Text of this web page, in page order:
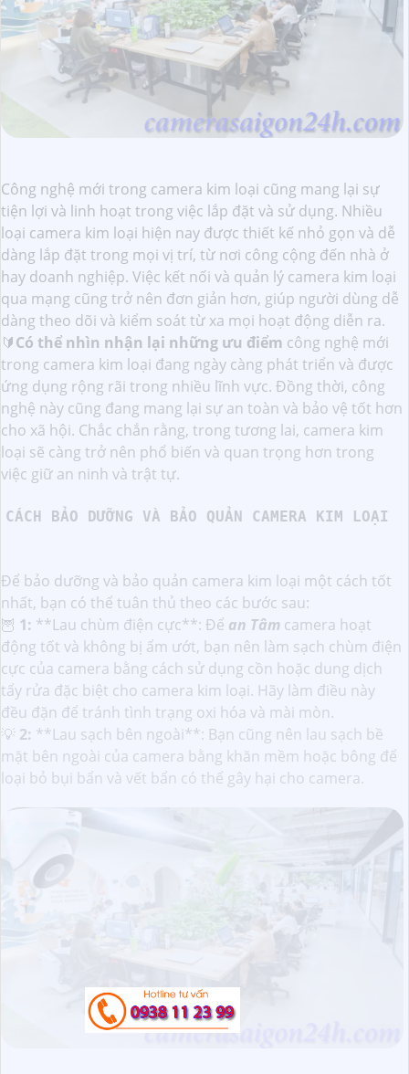
Công nghệ mới trong camera kim loại cũng mang lại sự
tiện lợi và linh hoạt trong việc lắp đặt và sử dụng. Nhiều
loại camera kim loại hiện nay được thiết kế nhỏ gọn và dễ
dàng lắp đặt trong mọi vị trí, từ nơi công cộng đến nhà ở
hay doanh nghiệp. Việc kết nối và quản lý camera kim loại
qua mạng cũng trở nên đơn giản hơn, giúp người dùng dễ
dàng theo dõi và kiểm soát từ xa mọi hoạt động diễn ra.
🔰Có thể nhìn nhận lại những ưu điểm công nghệ mới
trong camera kim loại đang ngày càng phát triển và được
ứng dụng rộng rãi trong nhiều lĩnh vực. Đồng thời, công
nghệ này cũng đang mang lại sự an toàn và bảo vệ tốt hơn
cho xã hội. Chắc chắn rằng, trong tương lai, camera kim
loại sẽ càng trở nên phổ biến và quan trọng hơn trong
việc giữ an ninh và trật tự.
CÁCH BẢO DƯỠNG VÀ BẢO QUẢN CAMERA KIM LOẠI
Để bảo dưỡng và bảo quản camera kim loại một cách tốt
nhất, bạn có thể tuân thủ theo các bước sau:
🦉 1: **Lau chùm điện cực**: Để an Tâm camera hoạt
động tốt và không bị ẩm ướt, bạn nên làm sạch chùm điện
cực của camera bằng cách sử dụng cồn hoặc dung dịch
tẩy rửa đặc biệt cho camera kim loại. Hãy làm điều này
đều đặn để tránh tình trạng oxi hóa và mài mòn.
💡 2: **Lau sạch bên ngoài**: Bạn cũng nên lau sạch bề
mặt bên ngoài của camera bằng khăn mềm hoặc bông để
loại bỏ bụi bẩn và vết bẩn có thể gây hại cho camera.